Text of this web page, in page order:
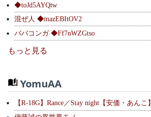
◆toJd5AYQtw
混ぜ人 ◆mazEBItOV2
ババコンガ ◆Ff7nWZGtso
もっと見る
YomuAA
【R-18G】Rance／Stay night【安価・あんこ】